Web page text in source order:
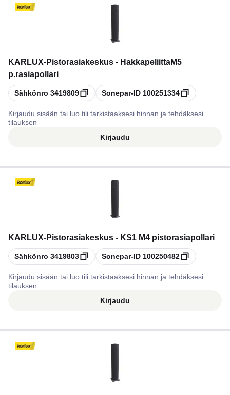
KARLUX-Pistorasiakeskus - HakkapeliittaM5
p.rasiapollari
Kopioi
Sähkönro 3419809 Kopioi
Sonepar-ID 100251334
Kirjaudu sisään tai luo tili tarkistaaksesi hinnan ja tehdäksesi
tilauksen
Kirjaudu
KARLUX-Pistorasiakeskus - KS1 M4 pistorasiapollari
Kopioi
Sähkönro 3419803 Kopioi
Sonepar-ID 100250482
Kirjaudu sisään tai luo tili tarkistaaksesi hinnan ja tehdäksesi
tilauksen
Kirjaudu